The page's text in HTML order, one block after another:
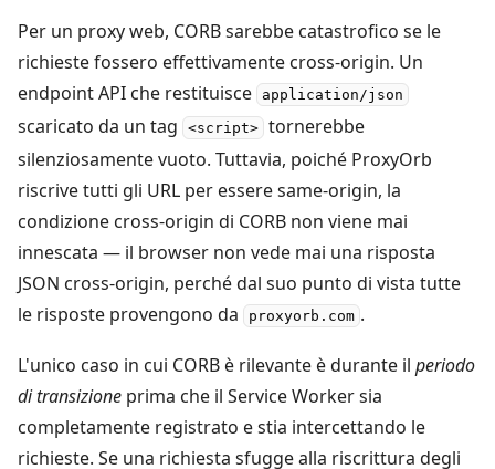
Per un proxy web, CORB sarebbe catastrofico se le
richieste fossero effettivamente cross-origin. Un
endpoint API che restituisce
application/json
scaricato da un tag <script> tornerebbe
silenziosamente vuoto. Tuttavia, poiché ProxyOrb
riscrive tutti gli URL per essere same-origin, la
condizione cross-origin di CORB non viene mai
innescata — il browser non vede mai una risposta
JSON cross-origin, perché dal suo punto di vista tutte
le risposte provengono da
proxyorb.com .
L'unico caso in cui CORB è rilevante è durante il periodo
di transizione prima che il Service Worker sia
completamente registrato e stia intercettando le
richieste. Se una richiesta sfugge alla riscrittura degli